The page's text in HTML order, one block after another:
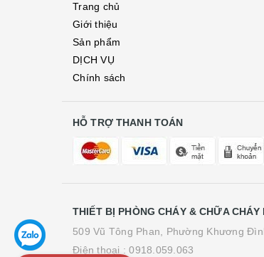
Trang chủ
Giới thiệu
Sản phẩm
DỊCH VỤ
Chính sách
HỖ TRỢ THANH TOÁN
THIẾT BỊ PHÒNG CHÁY & CHỮA CHÁY
509 Vũ Tông Phan, Phường Khương
Điện thoại :0918.059.063